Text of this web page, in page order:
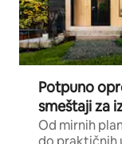
Potpuno
smeštaji za
Od mirnih